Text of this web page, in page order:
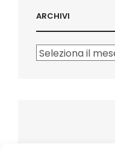
ARCHIVI
Archivi